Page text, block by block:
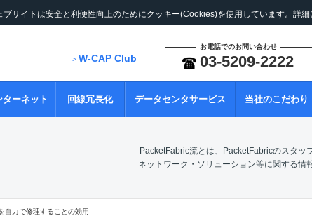
ブサイトは安全と利便性向上のためにクッキー(Cookies)を使用しています。詳細
お電話でのお問い合わせ
03-5209-2222
> W-CAP Club
ーネット 回線冗長化 データセンタサービス 当社のこだわり
PacketFabric流とは、PacketFabricのスタッ
ネットワーク・ソリューション等に関する情
自力で修理することの効用